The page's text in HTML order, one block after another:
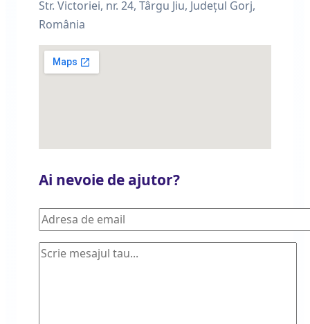
Str. Victoriei, nr. 24, Târgu Jiu, Judeţul Gorj,
România
Ai nevoie de ajutor?